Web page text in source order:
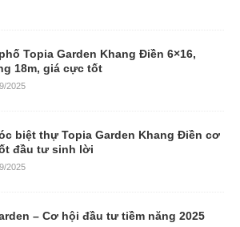
Topia Garden Khang Điền 6×16,
18m, giá cực tốt
2025
biệt thự Topia Garden Khang Điền cơ
đầu tư sinh lời
2025
– Cơ hội đầu tư tiềm năng 2025